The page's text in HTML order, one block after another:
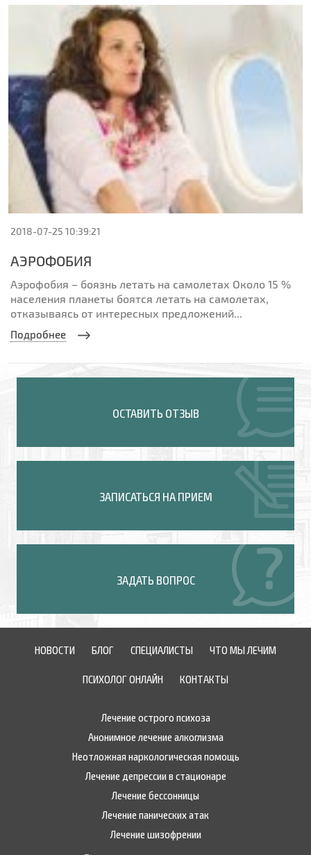
2018-07-25 10:39:21
АЭРОФОБИЯ
Аэрофобия – боязнь летать на самолетах Около 15 %
населения планеты боятся летать на самолетах,
отказываясь от интересных предложений...
Подробнее
ОСТАВИТЬ ОТЗЫВ
ЗАПИСАТЬСЯ НА ПРИЕМ
ЗАДАТЬ ВОПРОС
НОВОСТИ БЛОГ СПЕЦИАЛИСТЫ ЧТО МЫ ЛЕЧИМ
ПСИХОЛОГ ОНЛАЙН КОНТАКТЫ
Лечение острого психоза
Анонимное лечение алкоглизма
Неотложная наркологическая помощь
Лечение депрессии в стационаре
Лечение бессонницы
Лечение панических атак
Лечение шизофрении